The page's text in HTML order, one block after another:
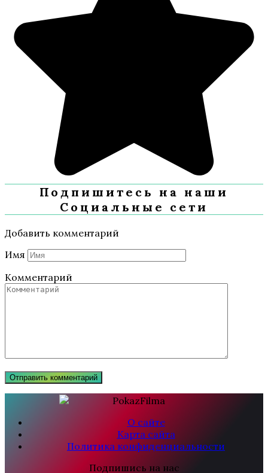
Подпишитесь на наши
Социальные сети
Добавить комментарий
Имя
Комментарий
О сайте
Карта сайта
Политика конфиденциальности
Подпишись на нас